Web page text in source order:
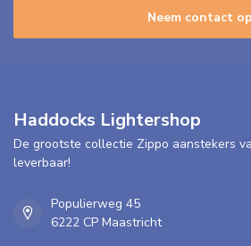
Neem contact op
Haddocks Lightershop
De grootste collectie Zippo aanstekers
leverbaar!
Populierweg 45
6222 CP Maastricht